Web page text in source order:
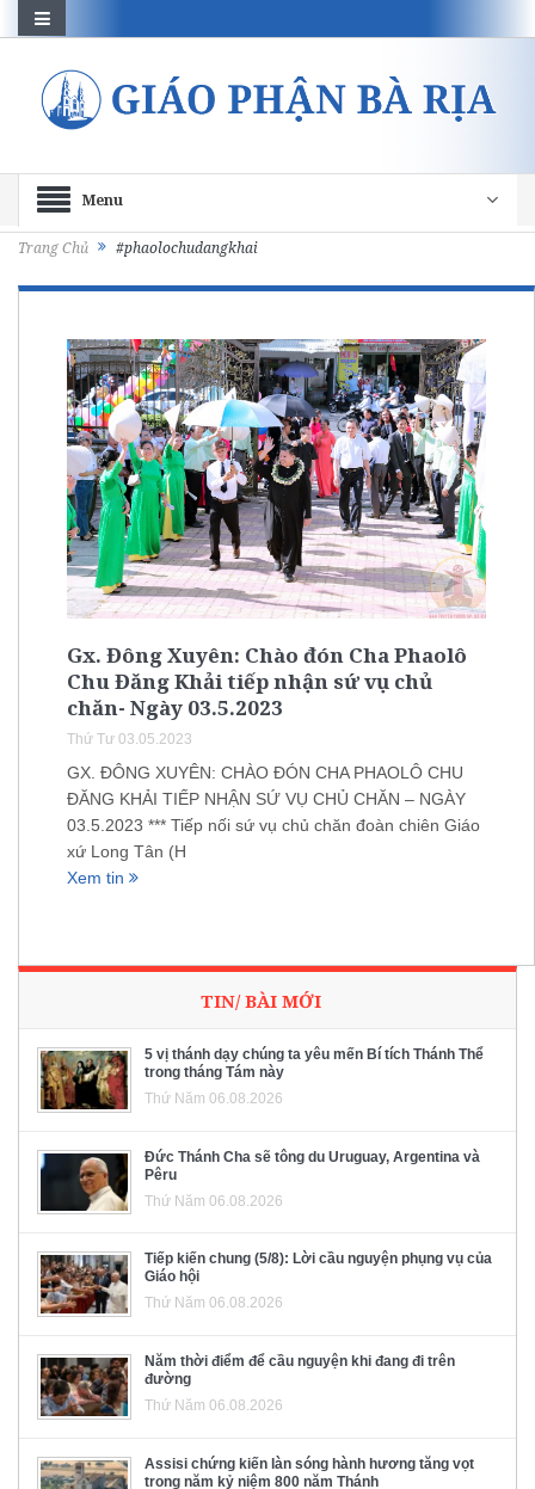
Menu
Trang Chủ #phaolochudangkhai
Gx. Đông Xuyên: Chào đón Cha Phaolô
Chu Đăng Khải tiếp nhận sứ vụ chủ
chăn- Ngày 03.5.2023
Thứ Tư 03.05.2023
GX. ĐÔNG XUYÊN: CHÀO ĐÓN CHA PHAOLÔ CHU
ĐĂNG KHẢI TIẾP NHẬN SỨ VỤ CHỦ CHĂN – NGÀY
03.5.2023 *** Tiếp nối sứ vụ chủ chăn đoàn chiên Giáo
xứ Long Tân (H
Xem tin
TIN/ BÀI MỚI
5 vị thánh dạy chúng ta yêu mến Bí tích Thánh Thể
trong tháng Tám này
Thứ Năm 06.08.2026
Đức Thánh Cha sẽ tông du Uruguay, Argentina và
Pêru
Thứ Năm 06.08.2026
Tiếp kiến chung (5/8): Lời cầu nguyện phụng vụ của
Giáo hội
Thứ Năm 06.08.2026
Năm thời điểm để cầu nguyện khi đang đi trên
đường
Thứ Năm 06.08.2026
Assisi chứng kiến làn sóng hành hương tăng vọt
trong năm kỷ niệm 800 năm Thánh